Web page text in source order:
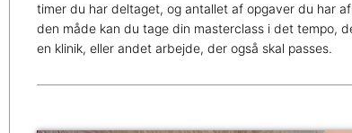
timer du har deltaget, og antallet af opgaver du har
den måde kan du tage din masterclass i det tempo,
en klinik, eller andet arbejde, der også skal passes.